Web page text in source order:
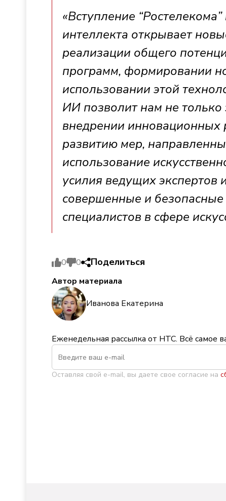
«Вступление
интеллекта открывает
реализации общего
программ, формировании
использовании этой
ИИ позволит нам не только
внедрении инновационных
развитию мер,
использование
усилия ведущих экспертов
совершенные и
специалистов в сфере
0 0 Поделиться
Автор материала
Иванова Екатерина
Еженедельная рассылка от НТС. Всё самое
Оставляя свой e-mail, вы даете свое согласие на